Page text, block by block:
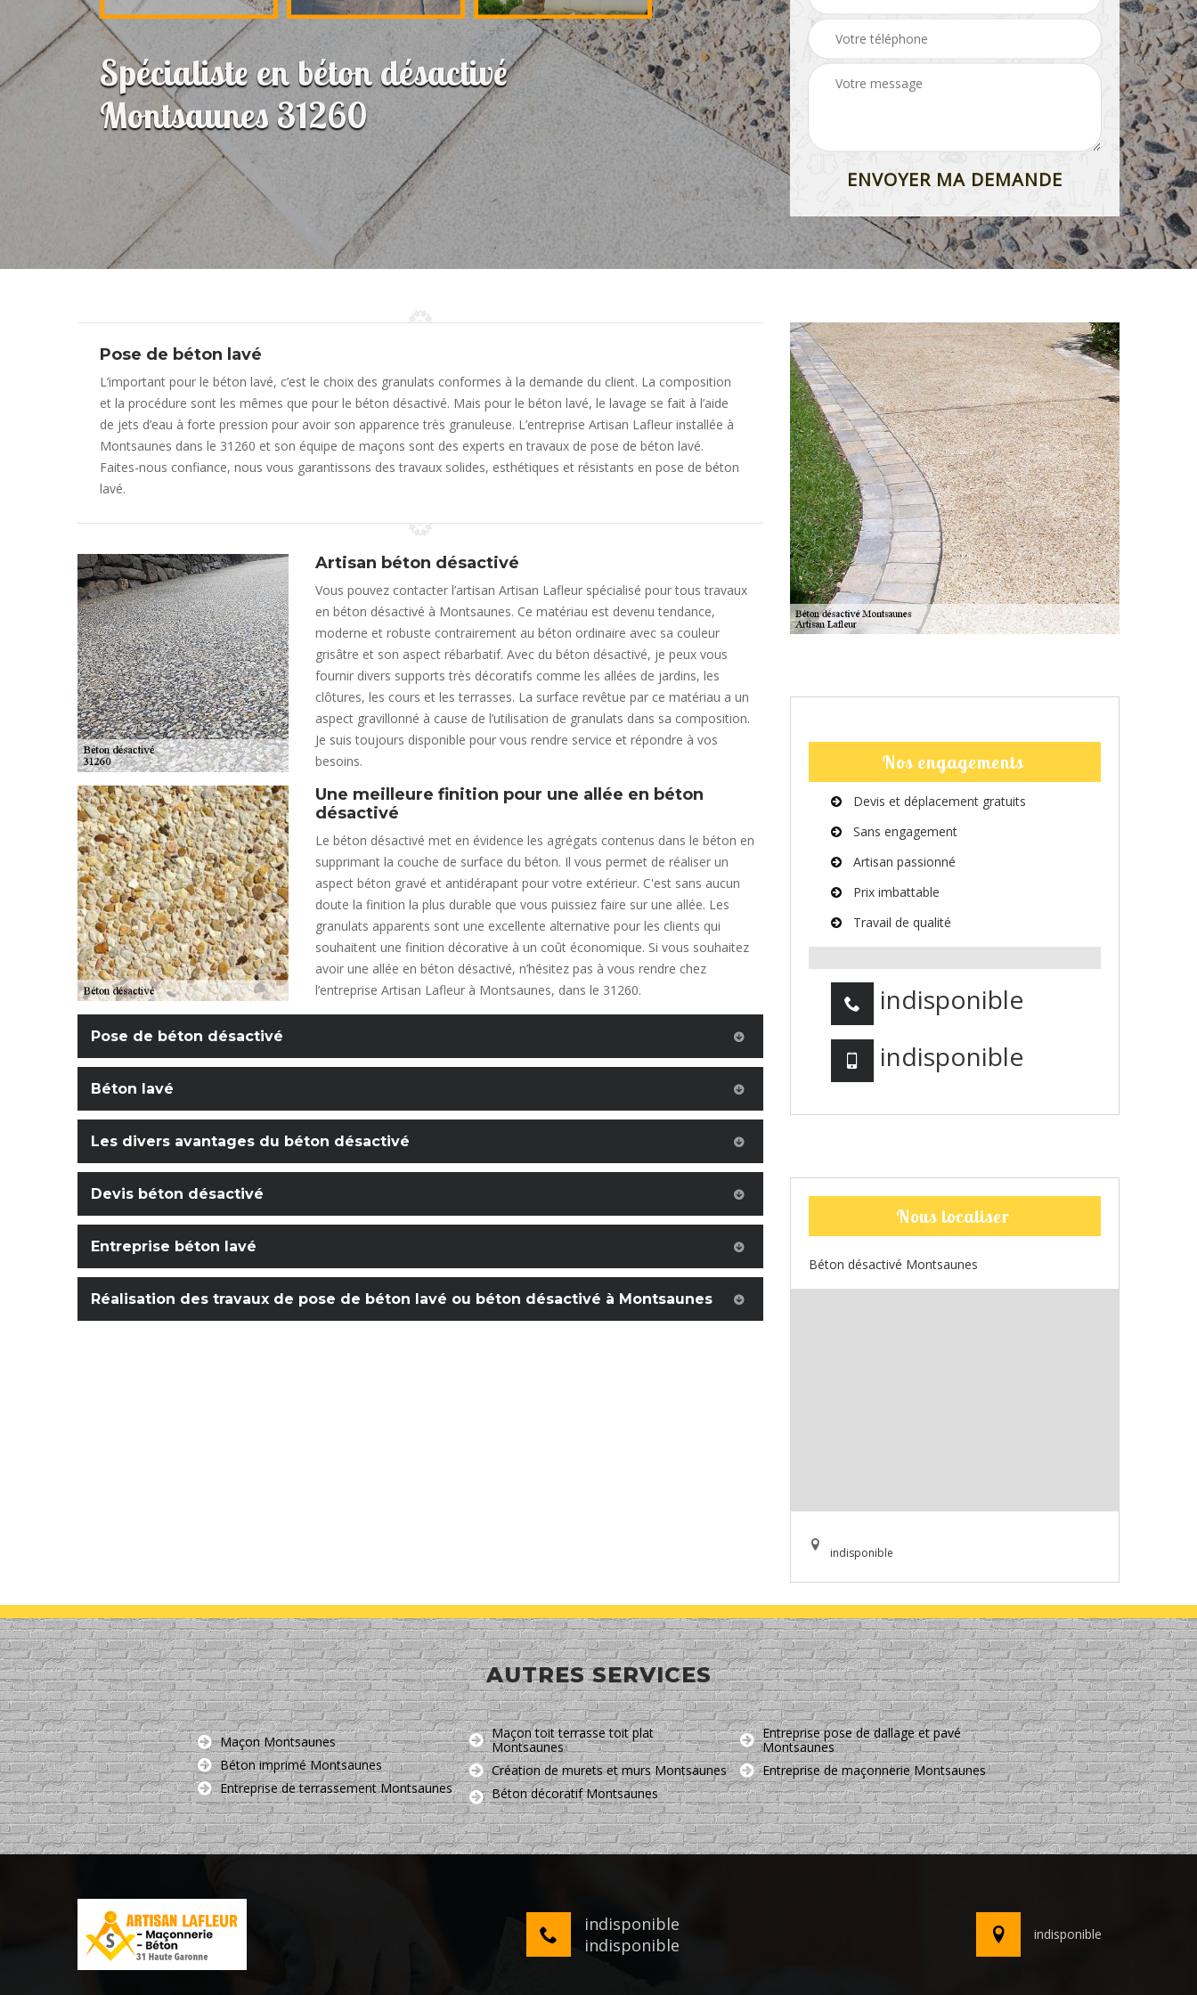
Spécialiste en béton désactivé
Montsaunes 31260
Pose de béton lavé
L’important pour le béton lavé, c’est le choix des granulats conformes à la demande du client. La composition
et la procédure sont les mêmes que pour le béton désactivé. Mais pour le béton lavé, le lavage se fait à l’aide
de jets d’eau à forte pression pour avoir son apparence très granuleuse. L’entreprise Artisan Lafleur installée à
Montsaunes dans le 31260 et son équipe de maçons sont des experts en travaux de pose de béton lavé.
Faites-nous confiance, nous vous garantissons des travaux solides, esthétiques et résistants en pose de béton
lavé.
Artisan béton désactivé
Vous pouvez contacter l’artisan Artisan Lafleur spécialisé pour tous travaux
en béton désactivé à Montsaunes. Ce matériau est devenu tendance,
moderne et robuste contrairement au béton ordinaire avec sa couleur
grisâtre et son aspect rébarbatif. Avec du béton désactivé, je peux vous
fournir divers supports très décoratifs comme les allées de jardins, les
clôtures, les cours et les terrasses. La surface revêtue par ce matériau a un
aspect gravillonné à cause de l’utilisation de granulats dans sa composition.
Je suis toujours disponible pour vous rendre service et répondre à vos
besoins.
Une meilleure finition pour une allée en béton
désactivé
Le béton désactivé met en évidence les agrégats contenus dans le béton en
supprimant la couche de surface du béton. Il vous permet de réaliser un
aspect béton gravé et antidérapant pour votre extérieur. C'est sans aucun
doute la finition la plus durable que vous puissiez faire sur une allée. Les
granulats apparents sont une excellente alternative pour les clients qui
souhaitent une finition décorative à un coût économique. Si vous souhaitez
avoir une allée en béton désactivé, n’hésitez pas à vous rendre chez
l’entreprise Artisan Lafleur à Montsaunes, dans le 31260.
Pose de béton désactivé
Béton lavé
Les divers avantages du béton désactivé
Devis béton désactivé
Entreprise béton lavé
Réalisation des travaux de pose de béton lavé ou béton désactivé à Montsaunes
Nos engagements
Devis et déplacement gratuits
Sans engagement
Artisan passionné
Prix imbattable
Travail de qualité
indisponible
indisponible
Nous localiser
Béton désactivé Montsaunes
indisponible
AUTRES SERVICES
Maçon Montsaunes
Béton imprimé Montsaunes
Entreprise de terrassement Montsaunes
Maçon toit terrasse toit plat
Montsaunes
Création de murets et murs Montsaunes
Béton décoratif Montsaunes
Entreprise pose de dallage et pavé
Montsaunes
Entreprise de maçonnerie Montsaunes
indisponible
indisponible
indisponible